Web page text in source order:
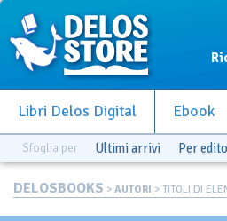
Libri Delos Digital Ebook
Sfoglia per Ultimi arrivi Per
DELOSBOOKS > AUTORI > TITOLI DI